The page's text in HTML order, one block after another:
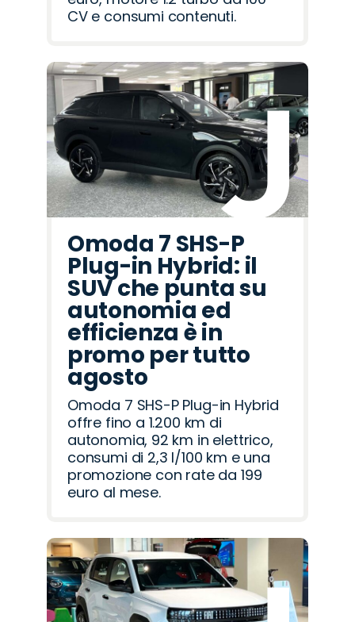
CV e consumi contenuti.
Omoda 7 SHS-P
Plug-in Hybrid: il
SUV che punta su
autonomia ed
efficienza è in
promo per tutto
agosto
Omoda 7 SHS-P Plug-in Hybrid
offre fino a 1.200 km di
autonomia, 92 km in elettrico,
consumi di 2,3 l/100 km e una
promozione con rate da 199
euro al mese.